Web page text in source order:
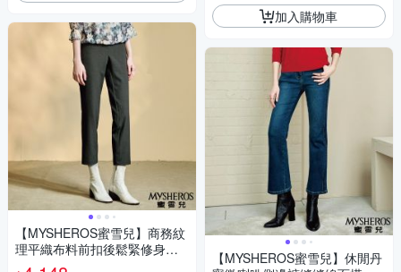
【MYSHEROS蜜雪兒】商務紋
理平織布料前扣後鬆緊修身長
褲-鐵灰
加入購物車
【MYSHEROS蜜雪兒】休閒丹